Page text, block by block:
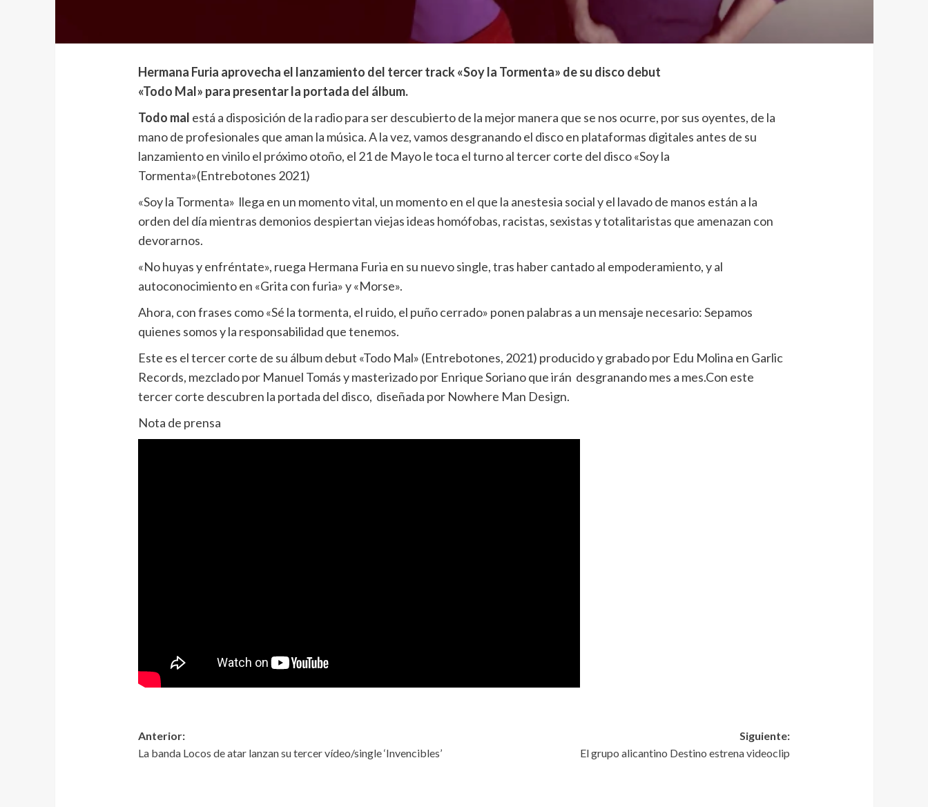
Hermana Furia aprovecha el lanzamiento del tercer track «Soy la Tormenta» de su disco debut
«Todo Mal» para presentar la portada del álbum.
Todo mal está a disposición de la radio para ser descubierto de la mejor manera que se nos ocurre, por sus oyentes, de la
mano de profesionales que aman la música. A la vez, vamos desgranando el disco en plataformas digitales antes de su
lanzamiento en vinilo el próximo otoño, el 21 de Mayo le toca el turno al tercer corte del disco «Soy la
Tormenta»(Entrebotones 2021)
«Soy la Tormenta» llega en un momento vital, un momento en el que la anestesia social y el lavado de manos están a la
orden del día mientras demonios despiertan viejas ideas homófobas, racistas, sexistas y totalitaristas que amenazan con
devorarnos.
«No huyas y enfréntate», ruega Hermana Furia en su nuevo single, tras haber cantado al empoderamiento, y al
autoconocimiento en «Grita con furia» y «Morse».
Ahora, con frases como «Sé la tormenta, el ruido, el puño cerrado» ponen palabras a un mensaje necesario: Sepamos
quienes somos y la responsabilidad que tenemos.
Este es el tercer corte de su álbum debut «Todo Mal» (Entrebotones, 2021) producido y grabado por Edu Molina en Garlic
Records, mezclado por Manuel Tomás y masterizado por Enrique Soriano que irán desgranando mes a mes.Con este
tercer corte descubren la portada del disco, diseñada por Nowhere Man Design.
Nota de prensa
Anterior:
La banda Locos de atar lanzan su tercer vídeo/single ‘Invencibles’
Siguiente:
El grupo alicantino Destino estrena videoclip